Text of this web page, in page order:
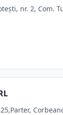
nr. 2, Com.